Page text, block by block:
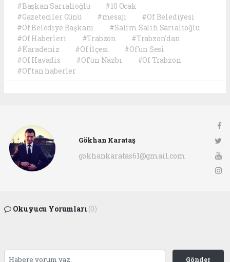
#Başkan Sarıalioğlu
#10 Ocak
#Gazeteciler Günü
#mesajı
#Of Belediyesi
#Of Belediye Başkanı
#Salim Salih Sarıalioğlu
#Of Haberleri
#Trabzon
#Trabzon'dan
#Karadeniz
#Of İlçesi
#Of'un Sesi
#Of Havadis
#Of'un Nazbı
#Of Trabzon
#Of'tan haberler
Gökhan Karataş
gokhankaratas61@gmail.com
Okuyucu Yorumları (0)
Gönder